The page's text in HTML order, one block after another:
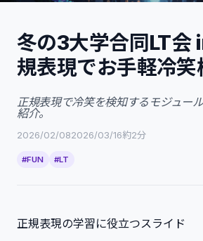
冬の3大学合同LT会
規表現でお手軽冷笑
正規表現で冷笑を検知するモジュー
紹介。
2026/02/082026/03/16約2分
#FUN #LT
正規表現の学習に役立つスライド
冬の3大学合同LT会
お手軽冷笑検知
説明